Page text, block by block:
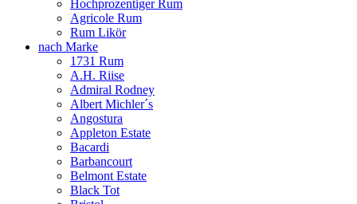
Hochprozentiger Rum
Agricole Rum
Rum Likör
nach Marke
1731 Rum
A.H. Riise
Admiral Rodney
Albert Michler´s
Angostura
Appleton Estate
Bacardi
Barbancourt
Belmont Estate
Black Tot